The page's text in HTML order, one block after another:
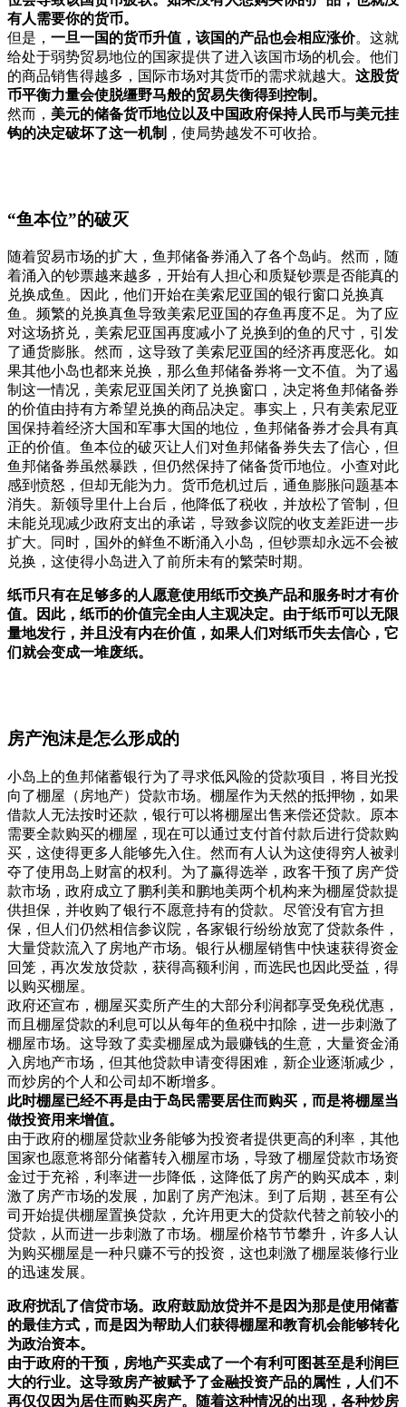
有人需要你的货币。
但是， 一旦一国的货币升值，该国的产品也会相应涨价。这就
给处于弱势贸易地位的国家提供了进入该国市场的机会。他们
的商品销售得越多，国际市场对其货币的需求就越大。 这股货
币平衡力量会使脱缰野马般的贸易失衡得到控制。
然而， 美元的储备货币地位以及中国政府保持人民币与美元挂
钩的决定破坏了这一机制 ，使局势越发不可收拾。
“鱼本位”的破灭
随着贸易市场的扩大，鱼邦储备券涌入了各个岛屿。然而，随
着涌入的钞票越来越多，开始有人担心和质疑钞票是否能真的
兑换成鱼。因此，他们开始在美索尼亚国的银行窗口兑换真
鱼。频繁的兑换真鱼导致美索尼亚国的存鱼再度不足。为了应
对这场挤兑，美索尼亚国再度减小了兑换到的鱼的尺寸，引发
了通货膨胀。然而，这导致了美索尼亚国的经济再度恶化。如
果其他小岛也都来兑换，那么鱼邦储备券将一文不值。为了遏
制这一情况，美索尼亚国关闭了兑换窗口，决定将鱼邦储备券
的价值由持有方希望兑换的商品决定。事实上，只有美索尼亚
国保持着经济大国和军事大国的地位，鱼邦储备券才会具有真
正的价值。鱼本位的破灭让人们对鱼邦储备券失去了信心，但
鱼邦储备券虽然暴跌，但仍然保持了储备货币地位。小查对此
感到愤怒，但却无能为力。货币危机过后，通鱼膨胀问题基本
消失。新领导里什上台后，他降低了税收，并放松了管制，但
未能兑现减少政府支出的承诺，导致参议院的收支差距进一步
扩大。同时，国外的鲜鱼不断涌入小岛，但钞票却永远不会被
兑换，这使得小岛进入了前所未有的繁荣时期。
纸币只有在足够多的人愿意使用纸币交换产品和服务时才有价
值。因此，纸币的价值完全由人主观决定。由于纸币可以无限
量地发行，并且没有内在价值，如果人们对纸币失去信心，它
们就会变成一堆废纸。
房产泡沫是怎么形成的
小岛上的鱼邦储蓄银行为了寻求低风险的贷款项目，将目光投
向了棚屋（房地产）贷款市场。棚屋作为天然的抵押物，如果
借款人无法按时还款，银行可以将棚屋出售来偿还贷款。原本
需要全款购买的棚屋，现在可以通过支付首付款后进行贷款购
买，这使得更多人能够先入住。然而有人认为这使得穷人被剥
夺了使用岛上财富的权利。为了赢得选举，政客干预了房产贷
款市场，政府成立了鹏利美和鹏地美两个机构来为棚屋贷款提
供担保，并收购了银行不愿意持有的贷款。尽管没有官方担
保，但人们仍然相信参议院，各家银行纷纷放宽了贷款条件，
大量贷款流入了房地产市场。银行从棚屋销售中快速获得资金
回笼，再次发放贷款，获得高额利润，而选民也因此受益，得
以购买棚屋。
政府还宣布，棚屋买卖所产生的大部分利润都享受免税优惠，
而且棚屋贷款的利息可以从每年的鱼税中扣除，进一步刺激了
棚屋市场。这导致了卖卖棚屋成为最赚钱的生意，大量资金涌
入房地产市场，但其他贷款申请变得困难，新企业逐渐减少，
而炒房的个人和公司却不断增多。
此时棚屋已经不再是由于岛民需要居住而购买，而是将棚屋当
做投资用来增值。
由于政府的棚屋贷款业务能够为投资者提供更高的利率，其他
国家也愿意将部分储蓄转入棚屋市场，导致了棚屋贷款市场资
金过于充裕，利率进一步降低，这降低了房产的购买成本，刺
激了房产市场的发展，加剧了房产泡沫。到了后期，甚至有公
司开始提供棚屋置换贷款，允许用更大的贷款代替之前较小的
贷款，从而进一步刺激了市场。棚屋价格节节攀升，许多人认
为购买棚屋是一种只赚不亏的投资，这也刺激了棚屋装修行业
的迅速发展。
政府扰乱了信贷市场。政府鼓励放贷并不是因为那是使用储蓄
的最佳方式，而是因为帮助人们获得棚屋和教育机会能够转化
为政治资本。
由于政府的干预，房地产买卖成了一个有利可图甚至是利润巨
大的行业。这导致房产被赋予了金融投资产品的属性，人们不
再仅仅因为居住而购买房产。随着这种情况的出现，各种炒房